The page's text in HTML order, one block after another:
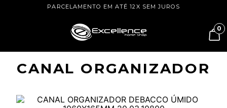
PARCELAMENTO EM ATÉ 12X SEM JUROS
0
CANAL ORGANIZADOR